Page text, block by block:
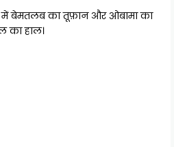
में बेमतलब का तूफ़ान और ओबामा का
का हाल।